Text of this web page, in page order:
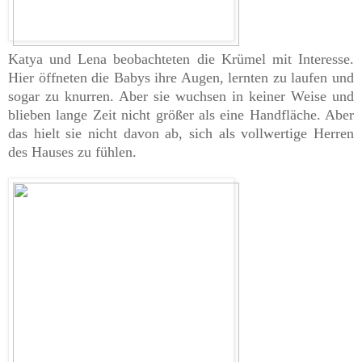
Katya und Lena beobachteten die Krümel mit Interesse.
Hier öffneten die Babys ihre Augen, lernten zu laufen und
sogar zu knurren. Aber sie wuchsen in keiner Weise und
blieben lange Zeit nicht größer als eine Handfläche. Aber
das hielt sie nicht davon ab, sich als vollwertige Herren
des Hauses zu fühlen.